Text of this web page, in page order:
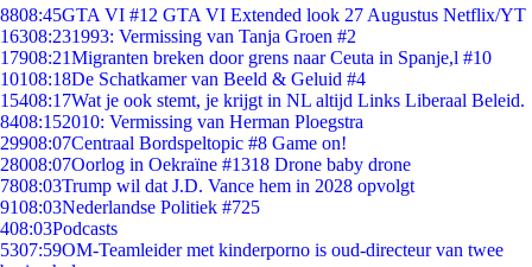
8808:45GTA VI #12 GTA VI Extended look 27 Augustus Netflix/YT
16308:231993: Vermissing van Tanja Groen #2
17908:21Migranten breken door grens naar Ceuta in Spanje,l #10
10108:18De Schatkamer van Beeld & Geluid #4
15408:17Wat je ook stemt, je krijgt in NL altijd Links Liberaal Beleid.
8408:152010: Vermissing van Herman Ploegstra
29908:07Centraal Bordspeltopic #8 Game on!
28008:07Oorlog in Oekraïne #1318 Drone baby drone
7808:03Trump wil dat J.D. Vance hem in 2028 opvolgt
9108:03Nederlandse Politiek #725
408:03Podcasts
5307:59OM-Teamleider met kinderporno is oud-directeur van twee